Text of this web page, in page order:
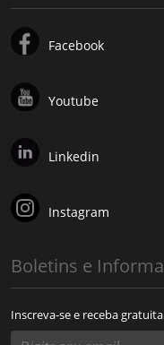
Facebook
Youtube
Linkedin
Instagram
Boletins e
Inscreva-se e receba